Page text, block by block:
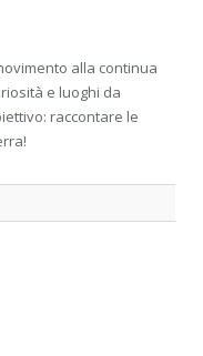
alla continua
e luoghi da
raccontare le